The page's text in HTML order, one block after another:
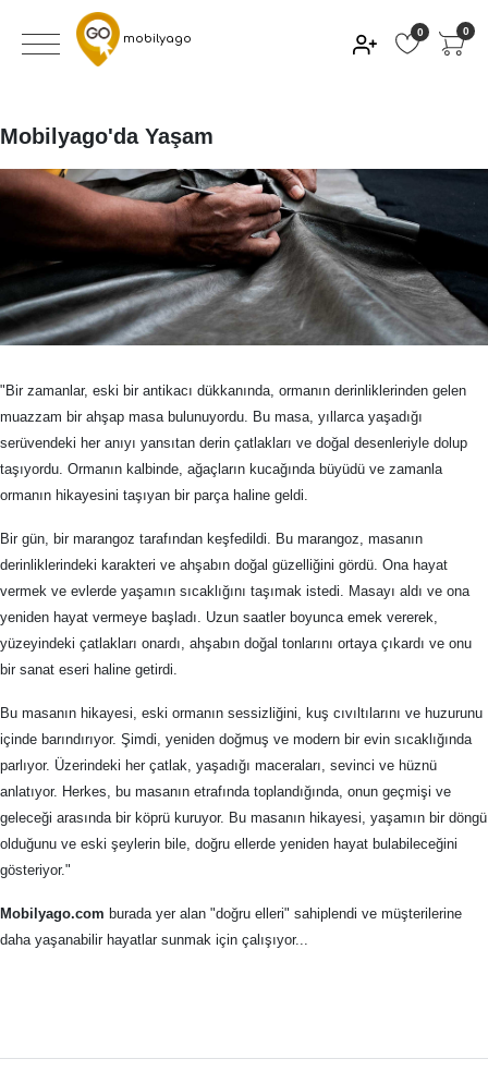
mobilyago 0 0
Mobilyago'da Yaşam
"Bir zamanlar, eski bir antikacı dükkanında, ormanın derinliklerinden gelen
muazzam bir ahşap masa bulunuyordu. Bu masa, yıllarca yaşadığı
serüvendeki her anıyı yansıtan derin çatlakları ve doğal desenleriyle dolup
taşıyordu. Ormanın kalbinde, ağaçların kucağında büyüdü ve zamanla
ormanın hikayesini taşıyan bir parça haline geldi.
Bir gün, bir marangoz tarafından keşfedildi. Bu marangoz, masanın
derinliklerindeki karakteri ve ahşabın doğal güzelliğini gördü. Ona hayat
vermek ve evlerde yaşamın sıcaklığını taşımak istedi. Masayı aldı ve ona
yeniden hayat vermeye başladı. Uzun saatler boyunca emek vererek,
yüzeyindeki çatlakları onardı, ahşabın doğal tonlarını ortaya çıkardı ve onu
bir sanat eseri haline getirdi.
Bu masanın hikayesi, eski ormanın sessizliğini, kuş cıvıltılarını ve huzurunu
içinde barındırıyor. Şimdi, yeniden doğmuş ve modern bir evin sıcaklığında
parlıyor. Üzerindeki her çatlak, yaşadığı maceraları, sevinci ve hüznü
anlatıyor. Herkes, bu masanın etrafında toplandığında, onun geçmişi ve
geleceği arasında bir köprü kuruyor. Bu masanın hikayesi, yaşamın bir döngü
olduğunu ve eski şeylerin bile, doğru ellerde yeniden hayat bulabileceğini
gösteriyor."
Mobilyago.com burada yer alan "doğru elleri" sahiplendi ve müşterilerine
daha yaşanabilir hayatlar sunmak için çalışıyor...